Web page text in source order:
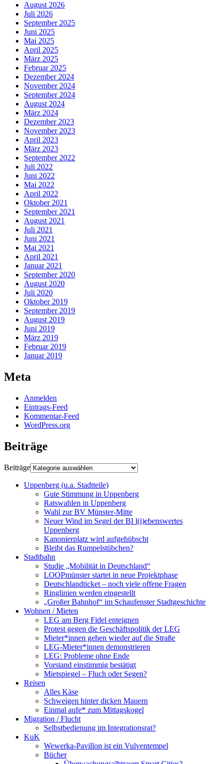
August 2026
Juli 2026
September 2025
Juni 2025
Mai 2025
April 2025
März 2025
Februar 2025
Dezember 2024
November 2024
September 2024
August 2024
März 2024
Dezember 2023
November 2023
April 2023
März 2023
September 2022
Juli 2022
Juni 2022
Mai 2022
April 2022
Oktober 2021
September 2021
August 2021
Juli 2021
Juni 2021
Mai 2021
April 2021
Januar 2021
September 2020
August 2020
Juli 2020
Oktober 2019
September 2019
August 2019
Juni 2019
März 2019
Februar 2019
Januar 2019
Meta
Anmelden
Eintrags-Feed
Kommentar-Feed
WordPress.org
Beiträge
Beiträge
Uppenberg (u.a. Stadtteile)
Gute Stimmung in Uppenberg
Ratswahlen in Uppenberg
Wahl zur BV Münster-Mitte
Neuer Wind im Segel der BI l(i)ebenswertes
Uppenberg
Kanonierplatz wird aufgehübscht
Bleibt das Rumpelstübchen?
Stadtbahn
Studie „Mobilität in Deutschland“
LOOPmünster startet in neue Projektphase
Deutschlandticket – noch viele offene Fragen
Ringlinien werden eingestellt
„Großer Bahnhof“ im Schaufenster Stadtgeschichte
Wohnen / Mieten
LEG am Berg Fidel enteignen
Protest gegen die Geschäftspolitik der LEG
Mieter*innen gehen wieder auf die Straße
LEG-Mieter*innen demonstrieren
LEG: Probleme ohne Ende
Vorstand einstimmig bestätigt
Mietspiegel – Fluch oder Segen?
Reisen
Alles Käse
Schweigen hinter dicken Mauern
Einmal aufe* zum Mittagskogel
Migration / Flucht
Selbstbedienung im Integrationsrat?
KuK
Wewerka-Pavillon ist ein Vulventempel
Bücher